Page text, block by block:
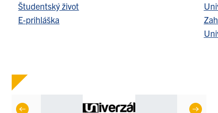
Študentský život
E-prihláška